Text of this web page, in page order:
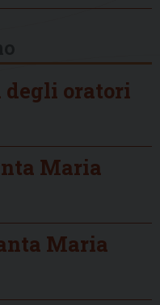
degli oratori
Maria
Maria